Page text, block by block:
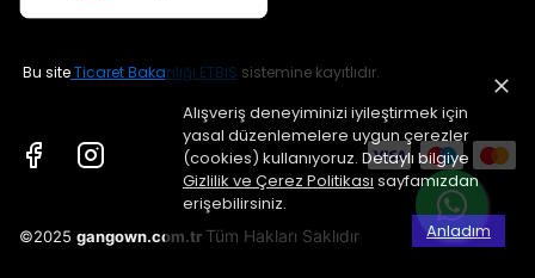
Alışveriş deneyiminizi iyileştirmek için
yasal düzenlemelere uygun çerezler
(cookies) kullanıyoruz. Detaylı bilgiye
Gizlilik ve Çerez Politikası sayfamızdan
erişebilirsiniz.
Anladım
Bu siteTicaret Bakanlığı ETBİS sistemine kayıtlıdır.
©2025 gangown.com.tr Tüm Hakları Saklıdır